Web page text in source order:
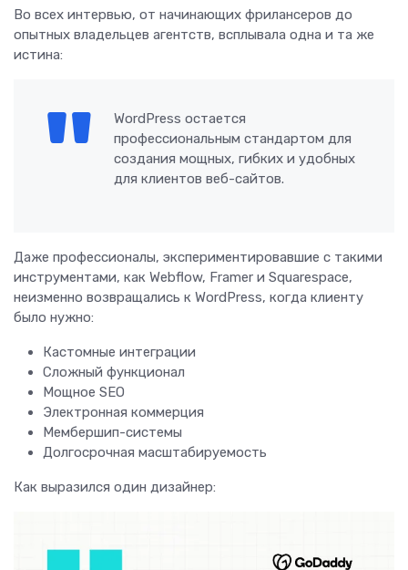
Во всех интервью, от начинающих фрилансеров до
опытных владельцев агентств, всплывала одна и та же
истина:
WordPress остается
профессиональным стандартом для
создания мощных, гибких и удобных
для клиентов веб-сайтов.
Даже профессионалы, экспериментировавшие с такими
инструментами, как Webflow, Framer и Squarespace,
неизменно возвращались к WordPress, когда клиенту
было нужно:
Кастомные интеграции
Сложный функционал
Мощное SEO
Электронная коммерция
Мембершип-системы
Долгосрочная масштабируемость
Как выразился один дизайнер: